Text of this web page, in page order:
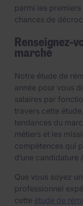
parmi les
chances de
Renseignez-
marché
Notre étude de
année pour vous
salaires par
travers cette
tendances du
métiers et les
compétences qui
d’une candidature
Que vous soyez
professionnel
cette étude de